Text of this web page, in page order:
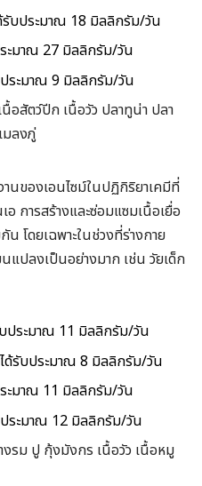
บประมาณ 18 มิลลิกรัม/วัน
ะมาณ 27 มิลลิกรัม/วัน
ระมาณ 9 มิลลิกรัม/วัน
อสัตว์ปีก เนื้อวัว ปลาทูน่า ปลา
มลงภู่
นของเอนไซม์ในปฏิกิริยาเคมีที่
การสร้างและซ่อมแซมเนื้อเยื่อ
โดยเฉพาะในช่วงที่ร่างกาย
นแปลงเป็นอย่างมาก เช่น วัยเด็ก
ประมาณ 11 มิลลิกรัม/วัน
ด้รับประมาณ 8 มิลลิกรัม/วัน
ะมาณ 11 มิลลิกรัม/วัน
ระมาณ 12 มิลลิกรัม/วัน
รม ปู กุ้งมังกร เนื้อวัว เนื้อหมู